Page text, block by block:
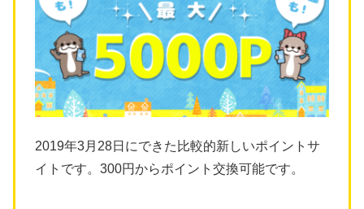
2019年3月28日にできた比較的新しいポイントサ
イトです。300円からポイント交換可能です。